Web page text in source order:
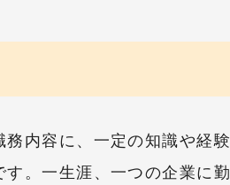
内容に、一定の知識や経験
。一生涯、一つの企業に勤